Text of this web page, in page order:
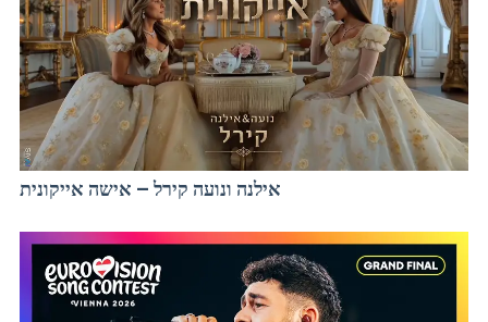
אילנה ונועה קירל – אישה אייקונית